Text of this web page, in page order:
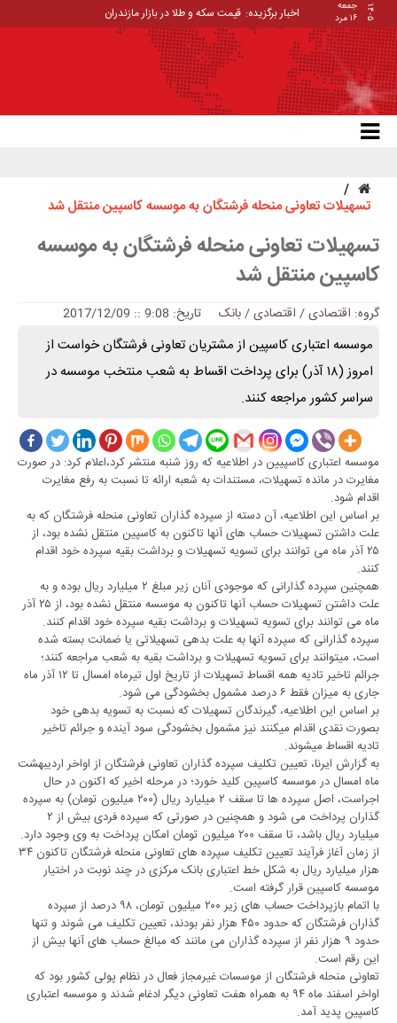
۱۴۰۵
جمعه
۱۶ مرد
اخبار برگزیده: قیمت سکه و طلا در بازار مازندران
تسهیلات تعاونی منحله فرشتگان به موسسه کاسپین منتقل شد
تسهیلات تعاونی منحله فرشتگان به موسسه
کاسپین منتقل شد
گروه: اقتصادی/ اقتصادی / بانک تاریخ: 9:08 :: 2017/12/09
موسسه اعتباری کاسپین از مشتریان تعاونی فرشتگان خواست از
امروز (۱۸ آذر) برای پرداخت اقساط به شعب منتخب موسسه در
سراسر کشور مراجعه کنند.
موسسه اعتباری کاسپیین در اطلاعیه که روز شنبه منتشر کرد،اعلام کرد: در صورت
مغایرت در مانده تسهیلات، مستندات به شعبه ارائه تا نسبت به رفع مغایرت
اقدام شود.
بر اساس این اطلاعیه، آن دسته از سپرده گذاران تعاونی منحله فرشتگان که به
علت داشتن تسهیلات حساب های آنها تاکنون به کاسپین منتقل نشده بود، از
۲۵ آذر ماه می توانند برای تسویه تسهیلات و برداشت بقیه سپرده خود اقدام
کنند.
همچنین سپرده­ گذارانی که موجودی آنان زیر مبلغ ۲ میلیارد ریال بوده و به
علت داشتن تسهیلات حساب آنها تاکنون به موسسه منتقل نشده بود، از ۲۵ آذر
ماه می توانند برای تسویه تسهیلات و برداشت بقیه سپرده خود اقدام کنند.
سپرده ­گذارانی که سپرده آنها به علت بدهی تسهیلاتی یا ضمانت بسته شده
است، می­توانند برای تسویه تسهیلات و برداشت بقیه به شعب مراجعه کنند؛
جرائم تاخیر تادیه همه اقساط تسهیلات از تاریخ اول تیرماه امسال تا ۱۲ آذر ماه
جاری به میزان فقط ۶ درصد مشمول بخشودگی می شود.
بر اساس این اطلاعیه، گیرندگان تسهیلات که نسبت به تسویه بدهی خود
بصورت نقدی اقدام می­کنند نیز مشمول بخشودگی سود آینده و جرائم تاخیر
تادیه اقساط می­شوند.
به گزارش ایرنا، تعیین تکلیف سپرده گذاران تعاونی فرشتگان از اواخر اردیبهشت
ماه امسال در موسسه کاسپین کلید خورد؛ در مرحله اخیر که اکنون در حال
اجراست، اصل سپرده ها تا سقف ۲ میلیارد ریال (۲۰۰ میلیون تومان) به سپرده
گذاران پرداخت می شود و همچنین در صورتی که سپرده فردی بیش از ۲
میلیارد ریال باشد، تا سقف ۲۰۰ میلیون تومان امکان پرداخت به وی وجود دارد.
از زمان آغاز فرآیند تعیین تکلیف سپرده های تعاونی منحله فرشتگان تاکنون ۳۴
هزار میلیارد ریال به شکل خط اعتباری بانک مرکزی در چند نوبت در اختیار
موسسه کاسپین قرار گرفته است.
با اتمام بازپرداخت حساب های زیر ۲۰۰ میلیون تومان، ۹۸ درصد از سپرده
گذاران فرشتگان که حدود ۴۵۰ هزار نفر بودند، تعیین تکلیف می شوند و تنها
حدود ۹ هزار نفر از سپرده گذاران می مانند که مبالغ حساب های آنها بیش از
این رقم است.
تعاونی منحله فرشتگان از موسسات غیرمجاز فعال در نظام پولی کشور بود که
اواخر اسفند ماه ۹۴ به همراه هفت تعاونی دیگر ادغام شدند و موسسه اعتباری
کاسپین پدید آمد.